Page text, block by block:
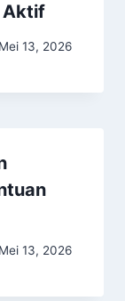
Aktif
Mei 13, 2026
Mei 13, 2026